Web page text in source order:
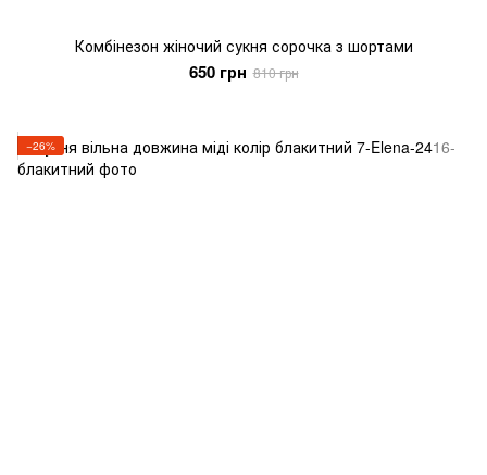
Комбінезон жіночий сукня сорочка з шортами
650 грн 810 грн
−26%